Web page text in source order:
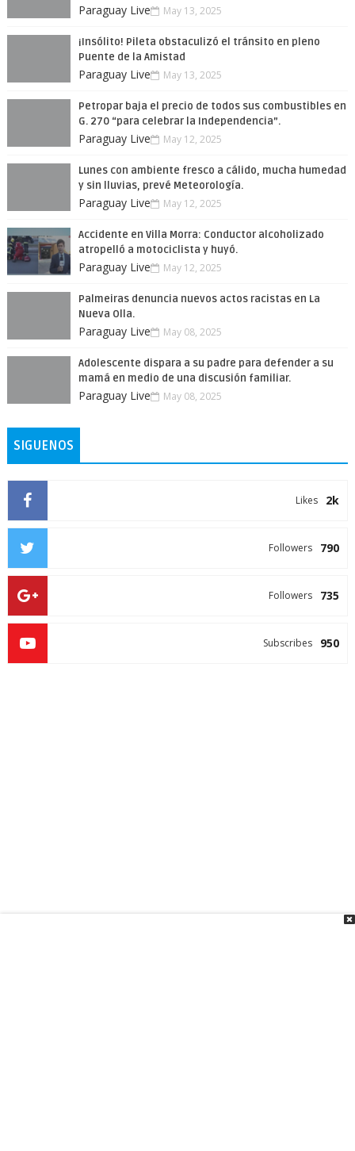
Paraguay Live May 13, 2025
¡Insólito! Pileta obstaculizó el tránsito en pleno
Puente de la Amistad
Paraguay Live May 13, 2025
Petropar baja el precio de todos sus combustibles en
G. 270 “para celebrar la Independencia”.
Paraguay Live May 12, 2025
Lunes con ambiente fresco a cálido, mucha humedad
y sin lluvias, prevé Meteorología.
Paraguay Live May 12, 2025
Accidente en Villa Morra: Conductor alcoholizado
atropelló a motociclista y huyó.
Paraguay Live May 12, 2025
Palmeiras denuncia nuevos actos racistas en La
Nueva Olla.
Paraguay Live May 08, 2025
Adolescente dispara a su padre para defender a su
mamá en medio de una discusión familiar.
Paraguay Live May 08, 2025
SIGUENOS
2k
Likes
790
Followers
735
Followers
950
Subscribes